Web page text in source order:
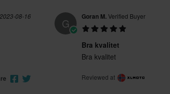
2023-08-16
G Goran M.Verified Buyer
Bra kvalitet
Bra kvalitet
Reviewed at